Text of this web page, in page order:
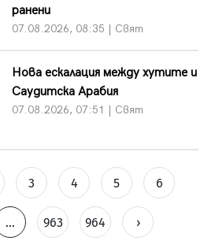
ранени
07.08.2026, 08:35 | Свят
Нова ескалация между хутите и
Саудитска Арабия
07.08.2026, 07:51 | Свят
3 4 5 6
... 963 964 ›